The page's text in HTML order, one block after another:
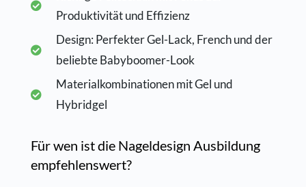
Produktivität und Effizienz
Design: Perfekter Gel-Lack, French und der
beliebte Babyboomer-Look
Materialkombinationen mit Gel und
Hybridgel
Für wen ist die Nageldesign Ausbildung
empfehlenswert?